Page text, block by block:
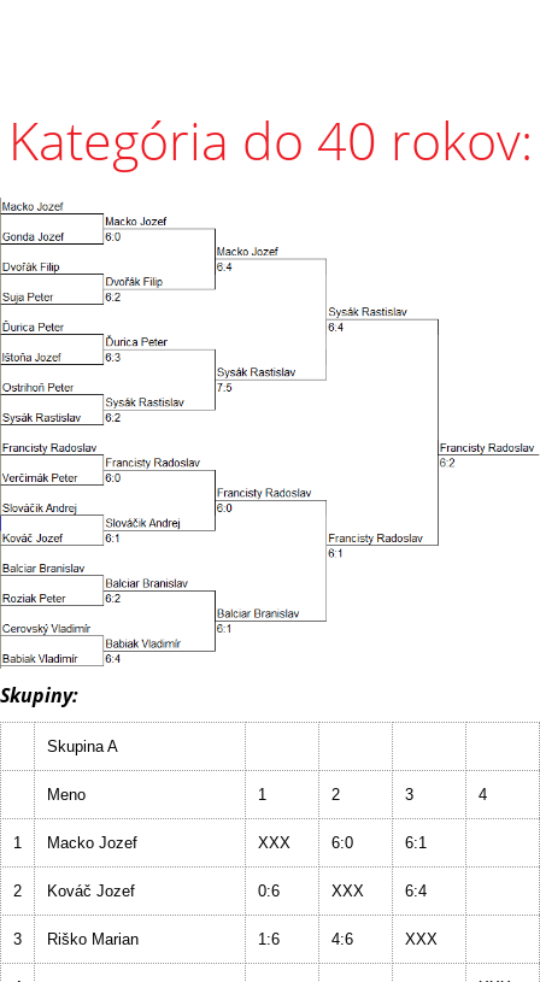
Kategória do 40 rokov:
Skupiny:
Skupina A
Meno 1 2 3 4
1 Macko Jozef XXX 6:0 6:1
2 Kováč Jozef 0:6 XXX 6:4
3 Riško Marian 1:6 4:6 XXX